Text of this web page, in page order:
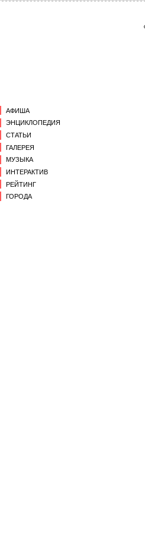
АФИША
ЭНЦИКЛОПЕДИЯ
СТАТЬИ
ГАЛЕРЕЯ
МУЗЫКА
ИНТЕРАКТИВ
РЕЙТИНГ
ГОРОДА